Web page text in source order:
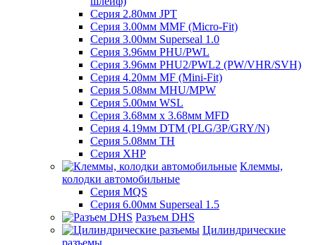
Серия 2.80мм JPT
Серия 3.00мм MMF (Micro-Fit)
Серия 3.00мм Superseal 1.0
Серия 3.96мм PHU/PWL
Серия 3.96мм PHU2/PWL2 (PW/VHR/SVH)
Серия 4.20мм MF (Mini-Fit)
Серия 5.08мм MHU/MPW
Серия 5.00мм WSL
Серия 3.68мм х 3.68мм MFD
Серия 4.19мм DTM (PLG/3P/GRY/N)
Серия 5.08мм TH
Серия XHP
Клеммы,
колодки автомобильные
Серия MQS
Серия 6.00мм Superseal 1.5
Разъем DHS
Цилиндрические
разъемы